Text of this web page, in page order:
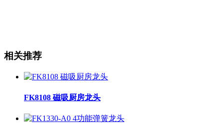
相关推荐
FK8108 磁吸厨房龙头